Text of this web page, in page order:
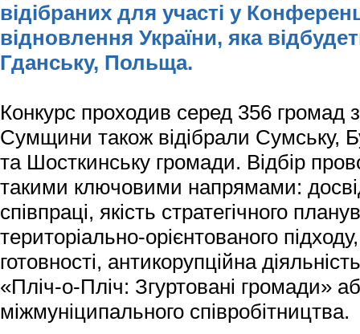
відібраних для участі у
відновлення України, яка
Гданську, Польща.
Конкурс проходив серед 356 громад з
Сумщини також відібрали Сумську,
та Шосткинську громади. Відбір
такими ключовими напрямами:
співпраці, якість стратегічного
територіально-орієнтованого
готовності, антикорупційна
«Пліч-о-Пліч: Згуртовані громади»
міжмуніципального співробітництва.